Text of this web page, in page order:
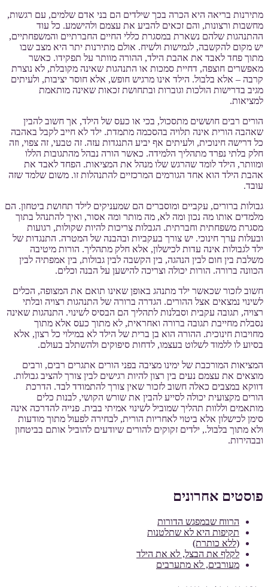
מתירנות בריאה היא הכרה בכך שילדים הם בני אדם שלמים, עם רגשות,
מחשבות ורצונות, והם זכאים להביע את עצמם ולהישמע. כל עוד
ההתנהגות שלהם נשארת במסגרת כללי החיים החברתיים והמשפחתיים,
יש מקום להקשבה, לגמישות ולשיח. אולם מתירנות יתר היא מצב שבו
מתוך פחד לאבד את אהבת הילד, ההורה מוותר על תפקידו. כאשר
מאפשרים חוצפה, דחיית סמכות או התנהגות שאינה מקובלת, לא נוצרת
קרבה – אלא בלבול. הילד אינו מרגיש חופש, אלא חוסר יציבות, ולעיתים
מגיב בדרישות הולכות וגוברות ובתחושת זכאות שאינה מותאמת
למציאות.
הורים רבים חוששים מתסכול, בכי או כעס של הילד, אך חשוב להבין
שאהבה הורית אינה תלויה בהסכמה מתמדת. ילד לא חייב לקבל באהבה
כל דרישה חינוכית, ולעיתים אף יביע התנגדות עזה. זה טבעי, זה צפוי, וזה
חלק בלתי נפרד מתהליך הלמידה. כאשר הורה נבהל מהתגובות הללו
ומוותר, הילד לומד שהרגש שלו מנהל את המציאות. הפחד לאבד את
אהבת הילד הוא אחד הגורמים המרכזיים להתנהלות זו. משום שלמד שזה
עובד.
גבולות ברורים, עקביים ומוסברים הם שמעניקים לילד תחושת ביטחון. הם
מלמדים אותו מה נכון ומה לא, מה מותר ומה אסור, ואיך להתנהל בתוך
מסגרת משפחתית וחברתית. הגבלות צריכות להיות שקולות, רגועות
ובעלות ערך חינוכי. יש צורך בעקביות ובהבנה של המטרה. התנגדות של
ילד לגבולות אינה עדות לכישלון, אלא חלק מתהליך. הורות מיטיבה
משלבת בין חום לבין הנהגה, בין הקשבה לבין גבולות, בין אמפתיה לבין
הכוונה ברורה. הורות יכולה וצריכה להישען על הבנה וכלים.
חשוב לזכור שכאשר ילד מתנהג באופן שאינו תואם את המצופה, הכלים
לשינוי נמצאים אצל ההורים. הגדרה ברורה של התנהגות רצויה ובלתי
רצויה, תגובה עקבית וסבלנות לתהליך הם הבסיס לשינוי. התנהגות שאינה
נסבלת מחייבת תגובה ברורה ואחראית, לא מתוך כעס אלא מתוך
מחויבות חינוכית. ההורה הוא בן ברית של הילד לא במילוי כל רצון, אלא
בסיוע לו ללמוד לשלוט בעצמו, לדחות סיפוקים ולהשתלב בעולם.
המציאות המורכבת של ימינו מציבה בפני הורים אתגרים רבים, ורבים
מוצאים את עצמם נעים בין רצון להיות רגישים לבין צורך להציב גבולות.
דווקא במצבים כאלה חשוב לזכור שאין צורך להתמודד לבד. הדרכת
הורים מקצועית יכולה לסייע להבין את שורש הקושי, לבנות כלים
מותאמים וללוות תהליך שמוביל לשינוי אמיתי בבית. פנייה להדרכה אינה
סימן לכישלון אלא ביטוי לאחריות הורית, לבחירה לפעול מתוך מודעות
ולא מתוך בלבול., ילדים זקוקים להורים שיודעים להוביל אותם בביטחון
ובבהירות.
פוסטים אחרונים
הרווח שבמפגש הדורות
תקיפות היא לא שתלטנות
(ללא כותרת)
לקלף את הבצל, לא את הילד
מעורבים, לא מתערבים